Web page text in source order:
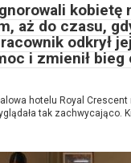
kobietę
aż do czasu,
odkrył
i zmienił bieg
hotelu Royal Crescent
tak zachwycająco.